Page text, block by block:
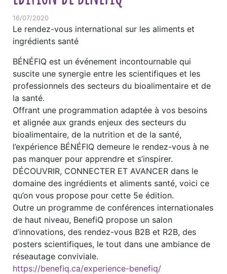
16/07/2020
Le rendez-vous international sur les aliments et
ingrédients santé
BÉNÉFIQ est un événement incontournable qui
suscite une synergie entre les scientifiques et les
professionnels des secteurs du bioalimentaire et de
la santé.
Offrant une programmation adaptée à vos besoins
et alignée aux grands enjeux des secteurs du
bioalimentaire, de la nutrition et de la santé,
l’expérience BÉNÉFIQ demeure le rendez-vous à ne
pas manquer pour apprendre et s’inspirer.
DÉCOUVRIR, CONNECTER ET AVANCER dans le
domaine des ingrédients et aliments santé, voici ce
qu’on vous propose pour cette 5e édition.
Outre un programme de conférences internationales
de haut niveau, BenefiQ propose un salon
d’innovations, des rendez-vous B2B et R2B, des
posters scientifiques, le tout dans une ambiance de
réseautage conviviale.
https://benefiq.ca/experience-benefiq/